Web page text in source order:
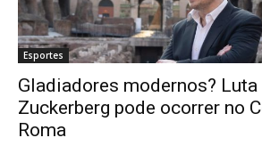
Esportes
Gladiadores modernos?
Zuckerberg pode ocorrer no
Roma